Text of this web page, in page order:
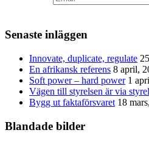
Senaste inläggen
Innovate, duplicate, regulate
En afrikansk referens 8 april,
Soft power – hard power 1
Vägen till styrelsen är via
Bygg ut faktaförsvaret 18
Blandade bilder